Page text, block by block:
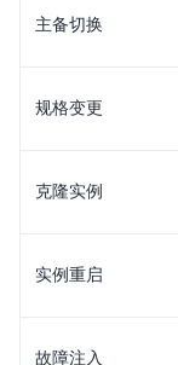
主备切换
规格变更
克隆实例
实例重启
故障注入